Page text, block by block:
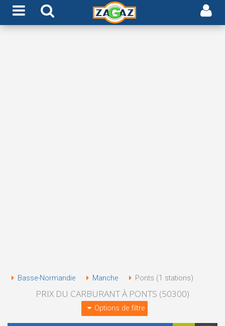
Basse-Normandie Manche Ponts (1 stations)
PRIX DU CARBURANT À PONTS (50300)
Options de filtre